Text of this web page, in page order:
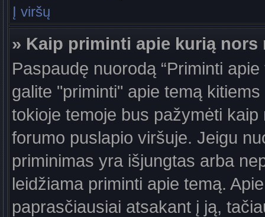
Į viršų
» Kaip priminti apie kurią nors
Paspaudę nuorodą “Priminti
galite "priminti" apie temą
tokioje temoje bus pažymėti
forumo puslapio viršuje. Jeigu
priminimas yra išjungtas arba
leidžiama priminti apie temą.
paprasčiausiai atsakant į ją,